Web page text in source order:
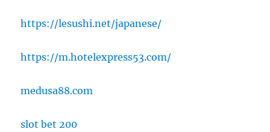
https://lesushi.net/japanese/
https://m.hotelexpress53.com/
medusa88.com
slot bet 200